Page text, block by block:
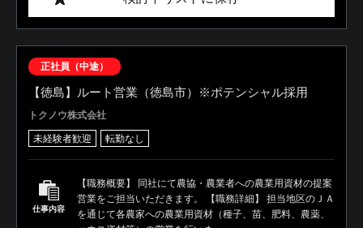
正社員（中途）
【徳島】ルート営業（徳島市）※ポテンシャル採用
トクノウ株式会社
未経験者歓迎 転勤なし
仕事内容
【職務概要】 同社にて農協・農業者への農業用資材の提案
営業をご担当いただきます。 【職務詳細】 担当地区のＪＡ
を通じて各農家への農業用資材（種子、苗、肥料、農薬、